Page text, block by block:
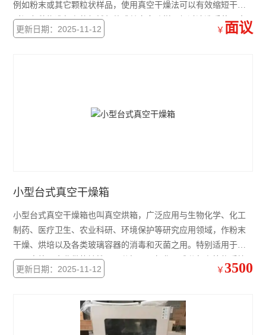
例如粉末或其它颗粒状样品，使用真空干燥法可以有效缩短干燥
时间各种构造复杂的机械部件或其它多孔样品经过清洗后使用真
空干燥法，干燥后不留任何残余物质使用更安全--在真空或惰性条
更新日期：2025-11-12 ￥ 面议
小型台式真空干燥箱
小型台式真空干燥箱也叫真空烘箱，广泛应用与生物化学、化工
制药、医疗卫生、农业科研、环境保护等研究应用领域，作粉末
干燥、烘培以及各类玻璃容器的消毒和灭菌之用。特别适用于科
研、高校、企业做热敏性、易分解、易氧化、成分复杂等物质快
速干燥，也可用于粉末及其他物质的快速干燥。
更新日期：2025-11-12 ￥ 3500